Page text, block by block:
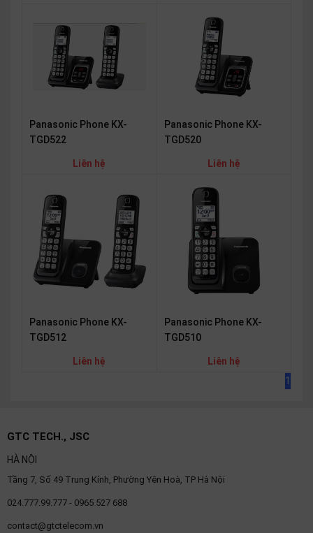
Panasonic Phone KX-
TGD522
Liên hệ
Panasonic Phone KX-
TGD520
Liên hệ
Panasonic Phone KX-
TGD512
Liên hệ
Panasonic Phone KX-
TGD510
Liên hệ
1
GTC TECH., JSC
HÀ NỘI
Tầng 7, Số 49 Trung Kính, Phường Yên Hoà, TP Hà Nội
024.777.99.777 - 0965 527 688
contact@gtctelecom.vn